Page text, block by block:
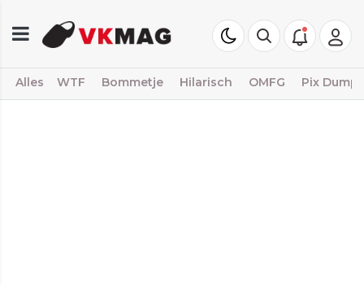
Alles WTF Bommetje Hilarisch OMFG Pix Dump